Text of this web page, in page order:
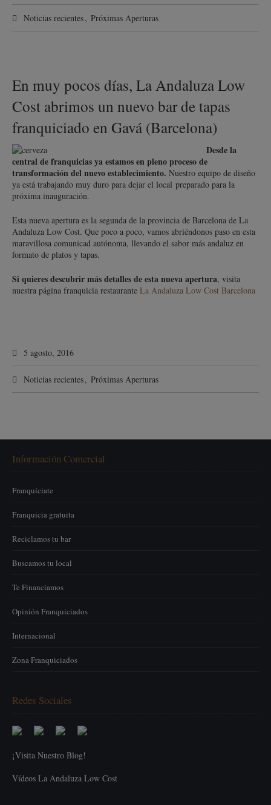
Noticias recientes, Próximas Aperturas
En muy pocos días, La Andaluza Low
Cost abrimos un nuevo bar de tapas
franquiciado en Gavá (Barcelona)
Desde la
central de franquicias ya estamos en pleno proceso de
transformación del nuevo establecimiento. Nuestro equipo de diseño
ya está trabajando muy duro para dejar el local preparado para la
próxima inauguración.
Esta nueva apertura es la segunda de la provincia de Barcelona de La
Andaluza Low Cost. Que poco a poco, vamos abriéndonos paso en esta
maravillosa comunicad autónoma, llevando el sabor más andaluz en
formato de platos y tapas.
Si quieres descubrir más detalles de esta nueva apertura, visita
nuestra página franquicia restaurante La Andaluza Low Cost Barcelona
5 agosto, 2016
Noticias recientes, Próximas Aperturas
Información Comercial
Franquíciate
Franquicia gratuita
Reciclamos tu bar
Buscamos tu local
Te Financiamos
Opinión Franquiciados
Internacional
Zona Franquiciados
Redes Sociales
¡Visita Nuestro Blog!
Vídeos La Andaluza Low Cost